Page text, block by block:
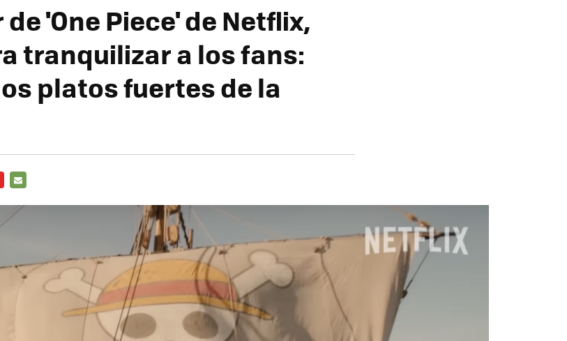
'One Piece' de Netflix,
tranquilizar a los fans:
platos fuertes de la
MAIL